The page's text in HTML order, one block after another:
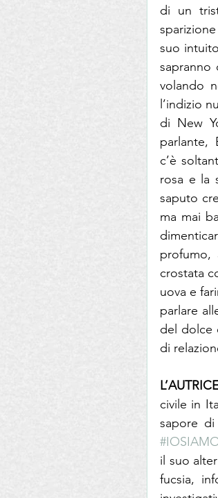
di un
suo
sapranno
volando
l’indizio
di New
parlante,
c’è
rosa e la
saputo
ma mai
crostata
uova e
parlare
del dolce
di
civile in
il suo
fucsia,